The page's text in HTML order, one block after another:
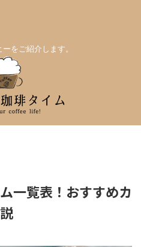
をご紹介します。
一覧表！おすすめカ